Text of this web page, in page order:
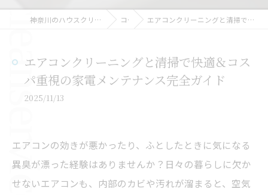
神奈川のハウスクリーニングなら優クリーンサービス コラム エアコンクリーニングと清掃で快適＆コスパ重視の家電メンテナンス完全ガイド
エアコンクリーニングと清掃で快適＆コス
パ重視の家電メンテナンス完全ガイド
2025/11/13
エアコンの効きが悪かったり、ふとしたときに気になる
異臭が漂った経験はありませんか？日々の暮らしに欠か
せないエアコンも、内部のカビや汚れが溜まると、空気